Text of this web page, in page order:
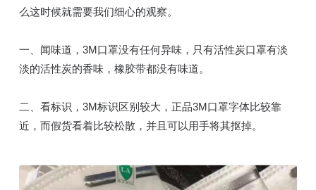
么这时候就需要我们细心的观察。
一、闻味道，3M口罩没有任何异味，只有活性炭口罩有淡
淡的活性炭的香味，橡胶带都没有味道。
二、看标识，3M标识区别较大，正品3M口罩字体比较靠
近，而假货看着比较松散，并且可以用手将其抠掉。